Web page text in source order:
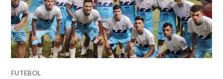
FUTEBOL